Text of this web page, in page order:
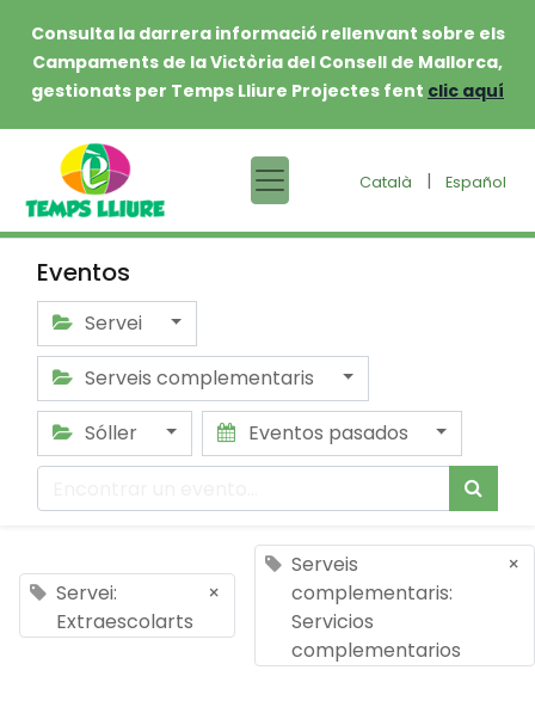
Consulta la darrera informació rellenvant sobre els
Campaments de la Victòria del Consell de Mallorca,
gestionats per Temps Lliure Projectes fent clic aquí
Català | Español
Eventos
Servei
Serveis complementaris
Sóller
Eventos pasados
Servei:
Extraescolarts
×
Serveis
complementaris:
Servicios
complementarios
×